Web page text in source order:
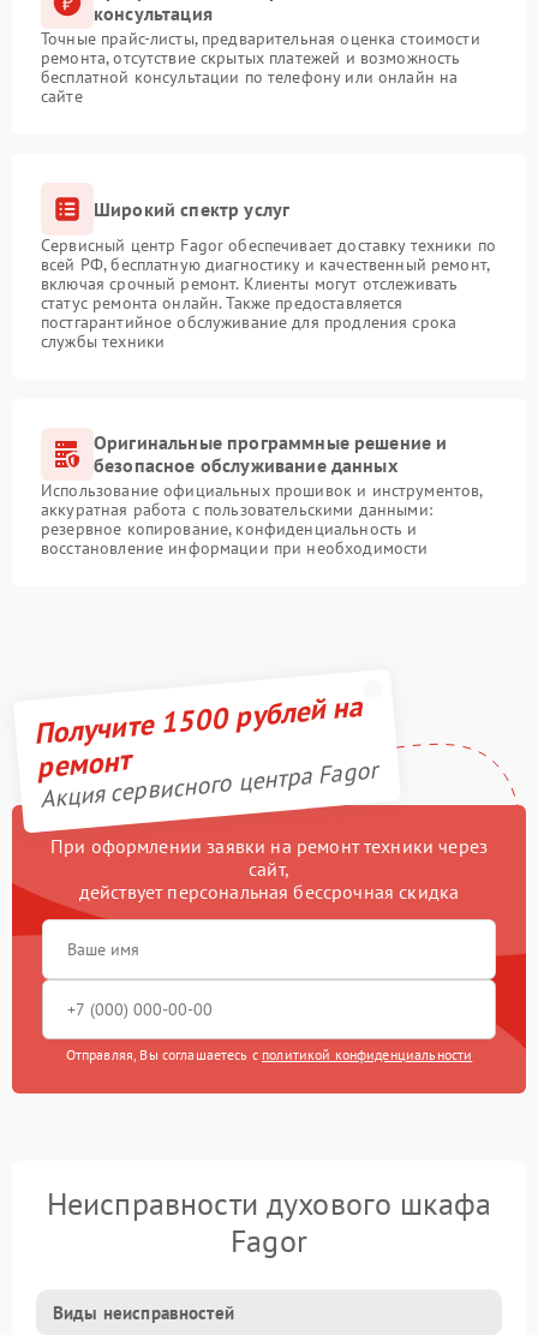
консультация
Точные прайс-листы, предварительная оценка стоимости
ремонта, отсутствие скрытых платежей и возможность
бесплатной консультации по телефону или онлайн на
сайте
Широкий спектр услуг
Сервисный центр Fagor обеспечивает доставку техники по
всей РФ, бесплатную диагностику и качественный ремонт,
включая срочный ремонт. Клиенты могут отслеживать
статус ремонта онлайн. Также предоставляется
постгарантийное обслуживание для продления срока
службы техники
Оригинальные программные решение и
безопасное обслуживание данных
Использование официальных прошивок и инструментов,
аккуратная работа с пользовательскими данными:
резервное копирование, конфиденциальность и
восстановление информации при необходимости
Получите 1500 рублей на
ремонт
Акция сервисного центра Fagor
При оформлении заявки на ремонт техники через
сайт,
действует персональная бессрочная скидка
Отправляя, Вы соглашаетесь с политикой конфиденциальности
Неисправности духового шкафа
Fagor
Виды неисправностей